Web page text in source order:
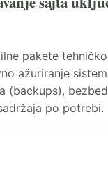
pakete
ažuriranje
(backups),
po potrebi.